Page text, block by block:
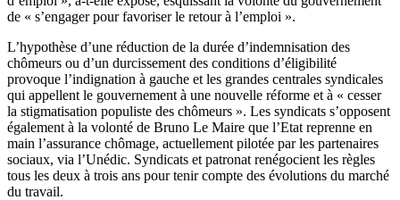
de « s’engager pour favoriser le retour à l’emploi ».
L’hypothèse d’une réduction de la durée d’indemnisation des
chômeurs ou d’un durcissement des conditions d’éligibilité
provoque l’indignation à gauche et les grandes centrales syndicales
qui appellent le gouvernement à une nouvelle réforme et à « cesser
la stigmatisation populiste des chômeurs ». Les syndicats s’opposent
également à la volonté de Bruno Le Maire que l’Etat reprenne en
main l’assurance chômage, actuellement pilotée par les partenaires
sociaux, via l’Unédic. Syndicats et patronat renégocient les règles
tous les deux à trois ans pour tenir compte des évolutions du marché
du travail.